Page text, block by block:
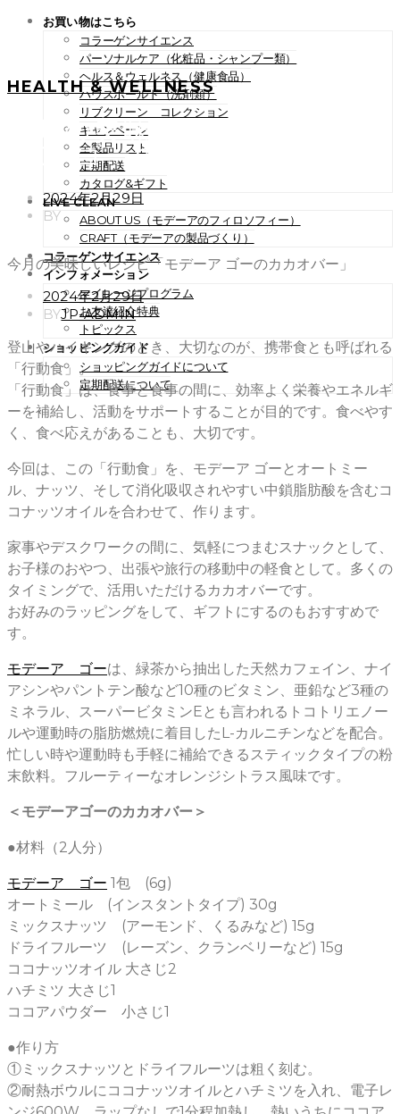
お買い物はこちら
コラーゲンサイエンス
パーソナルケア（化粧品・シャンプー類）
ヘルス＆ウェルネス（健康食品）
ハウスホールド（洗剤類）
リブクリーン コレクション
キャンペーン
全製品リスト
定期配送
カタログ&ギフト
LIVE CLEAN
ABOUT US（モデーアのフィロソフィー）
CRAFT（モデーアの製品づくり）
コラーゲンサイエンス
インフォメーション
マイレージプログラム
お友達紹介特典
トピックス
ショッピングガイド
ショッピングガイドについて
定期配送について
HEALTH & WELLNESS
今月の美味しいレシピ「モデ
ーア ゴーのカカオバー」
POSTED
ON
2024年2月29日
BY
今月の美味しいレシピ「モデーア ゴーのカカオバー」
POSTED
ON
2024年2月29日
BYJP-ADMIN
登山やハイキングのとき、大切なのが、携帯食とも呼ばれる
「行動食」。
「行動食」は、食事と食事の間に、効率よく栄養やエネルギ
ーを補給し、活動をサポートすることが目的です。食べやす
く、食べ応えがあることも、大切です。
今回は、この「行動食」を、モデーア ゴーとオートミー
ル、ナッツ、そして消化吸収されやすい中鎖脂肪酸を含むコ
コナッツオイルを合わせて、作ります。
家事やデスクワークの間に、気軽につまむスナックとして、
お子様のおやつ、出張や旅行の移動中の軽食として。多くの
タイミングで、活用いただけるカカオバーです。
お好みのラッピングをして、ギフトにするのもおすすめで
す。
モデーア ゴーは、緑茶から抽出した天然カフェイン、ナイ
アシンやパントテン酸など10種のビタミン、亜鉛など3種の
ミネラル、スーパービタミンEとも言われるトコトリエノー
ルや運動時の脂肪燃焼に着目したL-カルニチンなどを配合。
忙しい時や運動時も手軽に補給できるスティックタイプの粉
末飲料。フルーティーなオレンジシトラス風味です。
＜モデーアゴーのカカオバー＞
●材料（2人分）
モデーア ゴー 1包 (6g)
オートミール (インスタントタイプ) 30g
ミックスナッツ (アーモンド、くるみなど) 15g
ドライフルーツ (レーズン、クランベリーなど) 15g
ココナッツオイル 大さじ2
ハチミツ 大さじ1
ココアパウダー 小さじ1
●作り方
①ミックスナッツとドライフルーツは粗く刻む。
②耐熱ボウルにココナッツオイルとハチミツを入れ、電子レ